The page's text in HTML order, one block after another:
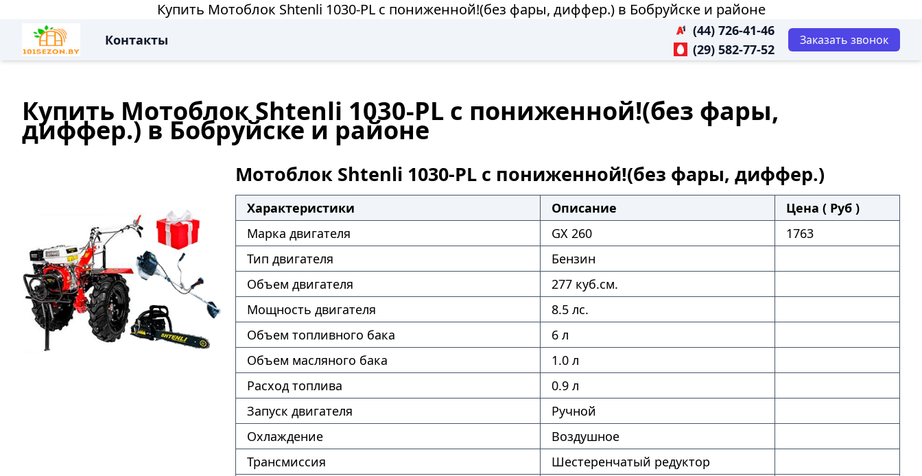
Купить Мотоблок Shtenli 1030-PL с пониженной!(без фары, диффер.) в Бобруйске и районе
Контакты
(44) 726-41-46
(29) 582-77-52
Заказать звонок
Купить Мотоблок Shtenli 1030-PL с пониженной!(без фары,
диффер.) в Бобруйске и районе
Мотоблок Shtenli 1030-PL с пониженной!(без фары, диффер.)
Характеристики Описание
Цена ( Руб )
Марка двигателя
GX 260
1763
Тип двигателя
Бензин
Объем двигателя
277 куб.см.
Мощность двигателя
8.5 лс.
Объем топливного бака
6 л
Объем масляного бака
1.0 л
Расход топлива
0.9 л
Запуск двигателя
Ручной
Охлаждение
Воздушное
Трансмиссия
Шестеренчатый редуктор